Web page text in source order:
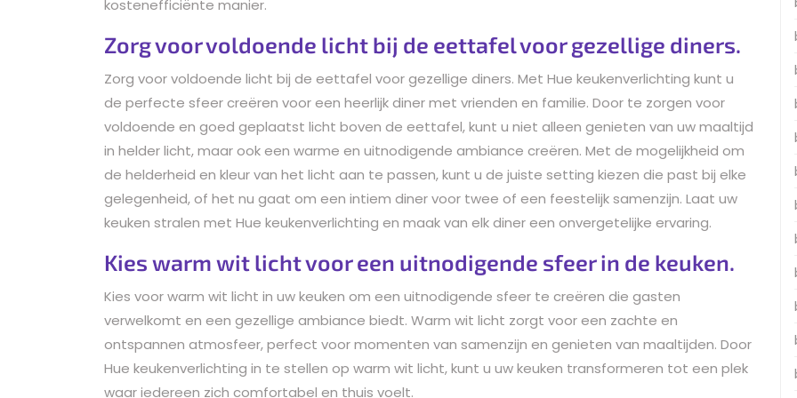
kostenefficiënte manier.
Zorg voor voldoende licht bij de eettafel voor gezellige diners.
Zorg voor voldoende licht bij de eettafel voor gezellige diners. Met Hue keukenverlichting kunt u
de perfecte sfeer creëren voor een heerlijk diner met vrienden en familie. Door te zorgen voor
voldoende en goed geplaatst licht boven de eettafel, kunt u niet alleen genieten van uw maaltijd
in helder licht, maar ook een warme en uitnodigende ambiance creëren. Met de mogelijkheid om
de helderheid en kleur van het licht aan te passen, kunt u de juiste setting kiezen die past bij elke
gelegenheid, of het nu gaat om een intiem diner voor twee of een feestelijk samenzijn. Laat uw
keuken stralen met Hue keukenverlichting en maak van elk diner een onvergetelijke ervaring.
Kies warm wit licht voor een uitnodigende sfeer in de keuken.
Kies voor warm wit licht in uw keuken om een uitnodigende sfeer te creëren die gasten
verwelkomt en een gezellige ambiance biedt. Warm wit licht zorgt voor een zachte en
ontspannen atmosfeer, perfect voor momenten van samenzijn en genieten van maaltijden. Door
Hue keukenverlichting in te stellen op warm wit licht, kunt u uw keuken transformeren tot een plek
waar iedereen zich comfortabel en thuis voelt.